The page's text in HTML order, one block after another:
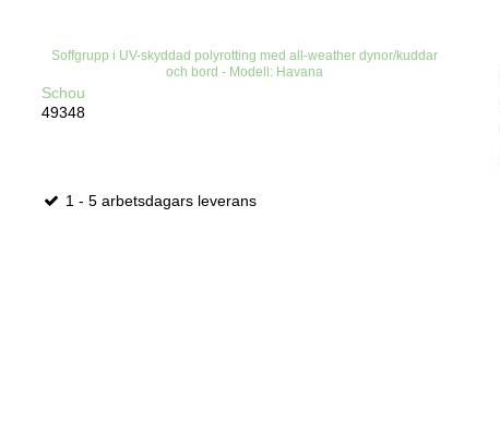
Soffgrupp i UV-skyddad polyrotting med all-weather dynor/kuddar
och bord - Modell: Havana
Schou
49348
1 - 5 arbetsdagars leverans